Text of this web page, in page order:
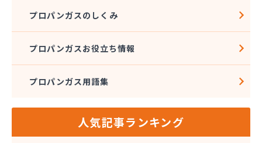
新谷商店
西島石油
西日本石油瓦斯株式会社
大一ガス株式会社
大一ガス株式会社 東予営業所
大一ガス株式会社 南予営業所
大一ガス株式会社 四国中央営業所
プロパンガスのしくみ
プロパンガスお役立ち情報
プロパンガス用語集
人気記事ランキング